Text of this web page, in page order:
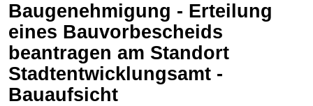
Baugenehmigung - Erteilung
eines Bauvorbescheids
beantragen am Standort
Stadtentwicklungsamt -
Bauaufsicht